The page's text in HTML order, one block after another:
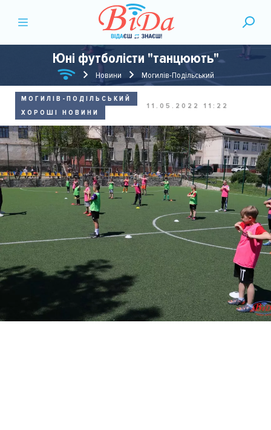
Юні футболісти "танцюють"
Новини Могилів-Подільський
МОГИЛІВ-ПОДІЛЬСЬКИЙ
ХОРОШІ НОВИНИ
11.05.2022 11:22